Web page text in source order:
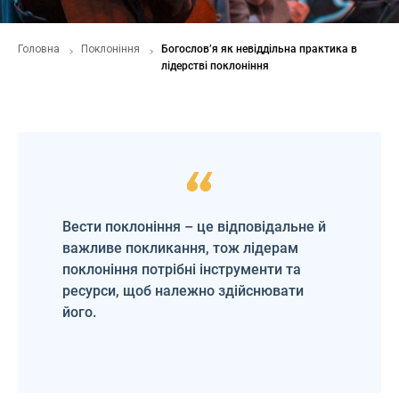
Головна Поклоніння
Богослов’я як невіддільна практика в
лідерстві поклоніння
Вести поклоніння – це відповідальне й
важливе покликання, тож лідерам
поклоніння потрібні інструменти та
ресурси, щоб належно здійснювати
його.